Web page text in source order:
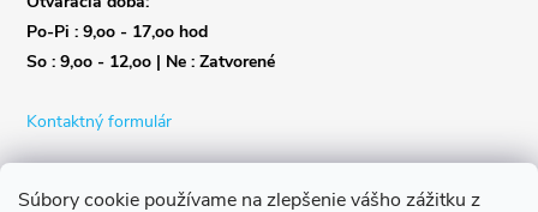
Súbory cookie používame na zlepšenie vášho zážitku z
Po-Pi : 9,oo - 17,oo hod
So : 9,oo - 12,oo | Ne : Zatvorené
Kontaktný formulár